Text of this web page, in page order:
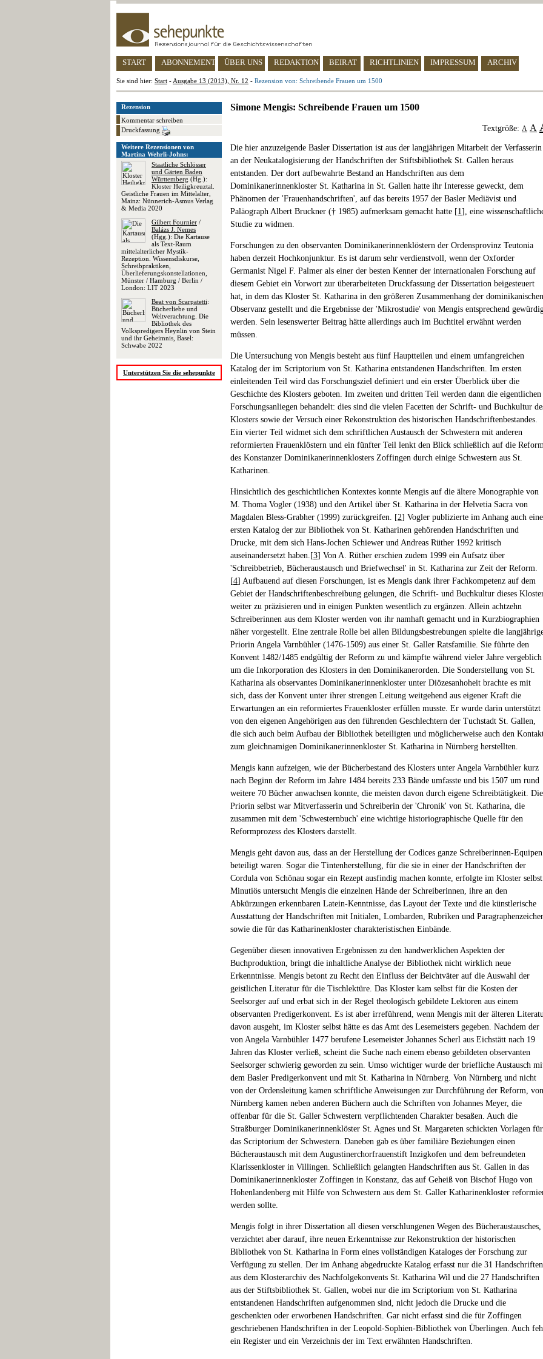
START ABONNEMENT ÜBER UNS REDAKTION BEIRAT RICHTLINIEN IMPRESSUM ARCHIV
Sie sind hier: Start - Ausgabe 13 (2013), Nr. 12 - Rezension von: Schreibende Frauen um 1500
Rezension
Kommentar schreiben
Druckfassung
Weitere Rezensionen von
Martina Wehrli-Johns:
Staatliche Schlösser
und Gärten Baden
Württemberg (Hg.):
Kloster Heiligkreuztal.
Geistliche Frauen im Mittelalter,
Mainz: Nünnerich-Asmus Verlag
& Media 2020
Gilbert Fournier /
Balázs J. Nemes
(Hgg.): Die Kartause
als Text-Raum
mittelalterlicher Mystik-
Rezeption. Wissensdiskurse,
Schreibpraktiken,
Überlieferungskonstellationen,
Münster / Hamburg / Berlin /
London: LIT 2023
Beat von Scarpatetti:
Bücherliebe und
Weltverachtung. Die
Bibliothek des
Volkspredigers Heynlin von Stein
und ihr Geheimnis, Basel:
Schwabe 2022
Unterstützen Sie die sehepunkte
Simone Mengis: Schreibende Frauen um 1500
Textgröße: A A
Die hier anzuzeigende Basler Dissertation ist aus der langjährigen Mitarbeit der Verfasserin
an der Neukatalogisierung der Handschriften der Stiftsbibliothek St. Gallen heraus
entstanden. Der dort aufbewahrte Bestand an Handschriften aus dem
Dominikanerinnenkloster St. Katharina in St. Gallen hatte ihr Interesse geweckt, dem
Phänomen der 'Frauenhandschriften', auf das bereits 1957 der Basler Mediävist und
Paläograph Albert Bruckner († 1985) aufmerksam gemacht hatte [1], eine
Studie zu widmen.
Forschungen zu den observanten Dominikanerinnenklöstern der Ordensprovinz Teutonia
haben derzeit Hochkonjunktur. Es ist darum sehr verdienstvoll, wenn der Oxforder
Germanist Nigel F. Palmer als einer der besten Kenner der internationalen Forschung auf
diesem Gebiet ein Vorwort zur überarbeiteten Druckfassung der Dissertation beigesteuert
hat, in dem das Kloster St. Katharina in den größeren Zusammenhang der dominikanischen
Observanz gestellt und die Ergebnisse der 'Mikrostudie' von Mengis entsprechend
werden. Sein lesenswerter Beitrag hätte allerdings auch im Buchtitel erwähnt werden
müssen.
Die Untersuchung von Mengis besteht aus fünf Hauptteilen und einem umfangreichen
Katalog der im Scriptorium von St. Katharina entstandenen Handschriften. Im ersten
einleitenden Teil wird das Forschungsziel definiert und ein erster Überblick über die
Geschichte des Klosters geboten. Im zweiten und dritten Teil werden dann die eigentlichen
Forschungsanliegen behandelt: dies sind die vielen Facetten der Schrift- und Buchkultur
Klosters sowie der Versuch einer Rekonstruktion des historischen Handschriftenbestandes.
Ein vierter Teil widmet sich dem schriftlichen Austausch der Schwestern mit anderen
reformierten Frauenklöstern und ein fünfter Teil lenkt den Blick schließlich auf die
des Konstanzer Dominikanerinnenklosters Zoffingen durch einige Schwestern aus St.
Katharinen.
Hinsichtlich des geschichtlichen Kontextes konnte Mengis auf die ältere Monographie von
M. Thoma Vogler (1938) und den Artikel über St. Katharina in der Helvetia Sacra von
Magdalen Bless-Grabher (1999) zurückgreifen. [2] Vogler publizierte im Anhang auch
ersten Katalog der zur Bibliothek von St. Katharinen gehörenden Handschriften und
Drucke, mit dem sich Hans-Jochen Schiewer und Andreas Rüther 1992 kritisch
auseinandersetzt haben.[3] Von A. Rüther erschien zudem 1999 ein Aufsatz über
'Schreibbetrieb, Bücheraustausch und Briefwechsel' in St. Katharina zur Zeit der Reform.
[4] Aufbauend auf diesen Forschungen, ist es Mengis dank ihrer Fachkompetenz auf dem
Gebiet der Handschriftenbeschreibung gelungen, die Schrift- und Buchkultur dieses
weiter zu präzisieren und in einigen Punkten wesentlich zu ergänzen. Allein achtzehn
Schreiberinnen aus dem Kloster werden von ihr namhaft gemacht und in Kurzbiographien
näher vorgestellt. Eine zentrale Rolle bei allen Bildungsbestrebungen spielte die
Priorin Angela Varnbühler (1476-1509) aus einer St. Galler Ratsfamilie. Sie führte den
Konvent 1482/1485 endgültig der Reform zu und kämpfte während vieler Jahre vergeblich
um die Inkorporation des Klosters in den Dominikanerorden. Die Sonderstellung von St.
Katharina als observantes Dominikanerinnenkloster unter Diözesanhoheit brachte es mit
sich, dass der Konvent unter ihrer strengen Leitung weitgehend aus eigener Kraft die
Erwartungen an ein reformiertes Frauenkloster erfüllen musste. Er wurde darin unterstützt
von den eigenen Angehörigen aus den führenden Geschlechtern der Tuchstadt St. Gallen,
die sich auch beim Aufbau der Bibliothek beteiligten und möglicherweise auch den
zum gleichnamigen Dominikanerinnenkloster St. Katharina in Nürnberg herstellten.
Mengis kann aufzeigen, wie der Bücherbestand des Klosters unter Angela Varnbühler kurz
nach Beginn der Reform im Jahre 1484 bereits 233 Bände umfasste und bis 1507 um rund
weitere 70 Bücher anwachsen konnte, die meisten davon durch eigene Schreibtätigkeit. Die
Priorin selbst war Mitverfasserin und Schreiberin der 'Chronik' von St. Katharina, die
zusammen mit dem 'Schwesternbuch' eine wichtige historiographische Quelle für den
Reformprozess des Klosters darstellt.
Mengis geht davon aus, dass an der Herstellung der Codices ganze Schreiberinnen-Equipen
beteiligt waren. Sogar die Tintenherstellung, für die sie in einer der Handschriften der
Cordula von Schönau sogar ein Rezept ausfindig machen konnte, erfolgte im Kloster
Minutiös untersucht Mengis die einzelnen Hände der Schreiberinnen, ihre an den
Abkürzungen erkennbaren Latein-Kenntnisse, das Layout der Texte und die künstlerische
Ausstattung der Handschriften mit Initialen, Lombarden, Rubriken und
sowie die für das Katharinenkloster charakteristischen Einbände.
Gegenüber diesen innovativen Ergebnissen zu den handwerklichen Aspekten der
Buchproduktion, bringt die inhaltliche Analyse der Bibliothek nicht wirklich neue
Erkenntnisse. Mengis betont zu Recht den Einfluss der Beichtväter auf die Auswahl der
geistlichen Literatur für die Tischlektüre. Das Kloster kam selbst für die Kosten der
Seelsorger auf und erbat sich in der Regel theologisch gebildete Lektoren aus einem
observanten Predigerkonvent. Es ist aber irreführend, wenn Mengis mit der älteren
davon ausgeht, im Kloster selbst hätte es das Amt des Lesemeisters gegeben. Nachdem der
von Angela Varnbühler 1477 berufene Lesemeister Johannes Scherl aus Eichstätt nach 19
Jahren das Kloster verließ, scheint die Suche nach einem ebenso gebildeten observanten
Seelsorger schwierig geworden zu sein. Umso wichtiger wurde der briefliche Austausch
dem Basler Predigerkonvent und mit St. Katharina in Nürnberg. Von Nürnberg und nicht
von der Ordensleitung kamen schriftliche Anweisungen zur Durchführung der Reform, von
Nürnberg kamen neben anderen Büchern auch die Schriften von Johannes Meyer, die
offenbar für die St. Galler Schwestern verpflichtenden Charakter besaßen. Auch die
Straßburger Dominikanerinnenklöster St. Agnes und St. Margareten schickten Vorlagen für
das Scriptorium der Schwestern. Daneben gab es über familiäre Beziehungen einen
Bücheraustausch mit dem Augustinerchorfrauenstift Inzigkofen und dem befreundeten
Klarissenkloster in Villingen. Schließlich gelangten Handschriften aus St. Gallen in das
Dominikanerinnenkloster Zoffingen in Konstanz, das auf Geheiß von Bischof Hugo von
Hohenlandenberg mit Hilfe von Schwestern aus dem St. Galler Katharinenkloster
werden sollte.
Mengis folgt in ihrer Dissertation all diesen verschlungenen Wegen des Bücheraustausches,
verzichtet aber darauf, ihre neuen Erkenntnisse zur Rekonstruktion der historischen
Bibliothek von St. Katharina in Form eines vollständigen Kataloges der Forschung zur
Verfügung zu stellen. Der im Anhang abgedruckte Katalog erfasst nur die 31 Handschriften
aus dem Klosterarchiv des Nachfolgekonvents St. Katharina Wil und die 27 Handschriften
aus der Stiftsbibliothek St. Gallen, wobei nur die im Scriptorium von St. Katharina
entstandenen Handschriften aufgenommen sind, nicht jedoch die Drucke und die
geschenkten oder erworbenen Handschriften. Gar nicht erfasst sind die für Zoffingen
geschriebenen Handschriften in der Leopold-Sophien-Bibliothek von Überlingen. Auch
ein Register und ein Verzeichnis der im Text erwähnten Handschriften.